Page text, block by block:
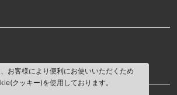
お客様により便利にお使いいただくため
クッキー)を使用しております。